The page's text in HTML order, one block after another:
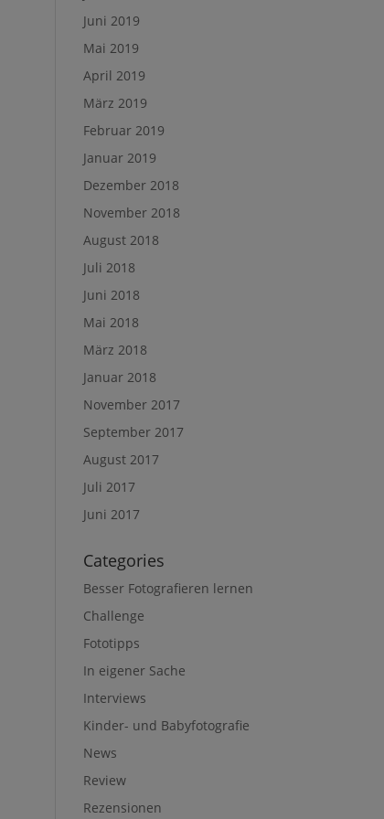
Juni 2019
Mai 2019
April 2019
März 2019
Februar 2019
Januar 2019
Dezember 2018
November 2018
August 2018
Juli 2018
Juni 2018
Mai 2018
März 2018
Januar 2018
November 2017
September 2017
August 2017
Juli 2017
Juni 2017
Categories
Besser Fotografieren lernen
Challenge
Fototipps
In eigener Sache
Interviews
Kinder- und Babyfotografie
News
Review
Rezensionen